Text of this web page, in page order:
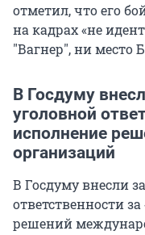
отметил, что его
на кадрах «не
"Вагнер", ни место
В Госдуму
уголовной
исполнение
организаций
В Госдуму внесли
ответственности
решений